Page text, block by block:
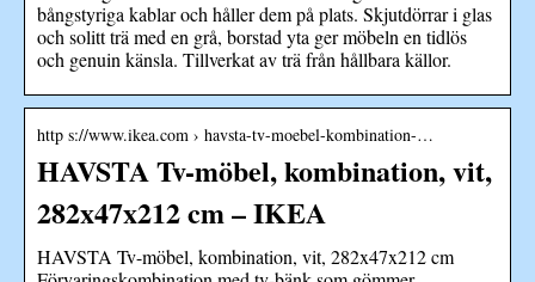
bångstyriga kablar och håller dem på plats. Skjutdörrar i glas
och solitt trä med en grå, borstad yta ger möbeln en tidlös
och genuin känsla. Tillverkat av trä från hållbara källor.
http s://www.ikea.com › havsta-tv-moebel-kombination-…
HAVSTA Tv-möbel, kombination, vit,
282x47x212 cm – IKEA
HAVSTA Tv-möbel, kombination, vit, 282x47x212 cm